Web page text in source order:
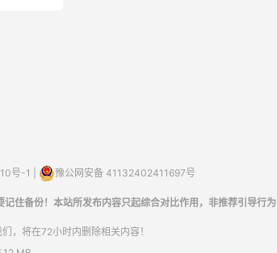
号-1 豫公网安备 41132402411697号
住备份！本站所发布内容只起综合对比作用，非推荐引导行为
，将在72小时内删除相关内容！